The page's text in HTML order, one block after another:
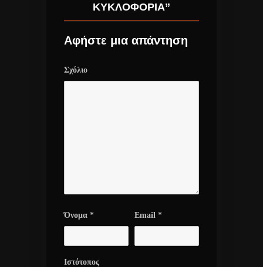
ΚΥΚΛΟΦΟΡΊΑ”
Αφήστε μια απάντηση
Σχόλιο
Όνομα * Email *
Ιστότοπος